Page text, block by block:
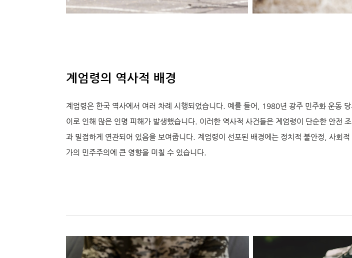
계엄령의 역사적 배경
계엄령은 한국 역사에서 여러 차례 시행되었습니다. 예를 들어, 1980년 광주 민주화 운동 당
이로 인해 많은 인명 피해가 발생했습니다. 이러한 역사적 사건들은 계엄령이 단순한 안전
과 밀접하게 연관되어 있음을 보여줍니다. 계엄령이 선포된 배경에는 정치적 불안정, 사회
가의 민주주의에 큰 영향을 미칠 수 있습니다.